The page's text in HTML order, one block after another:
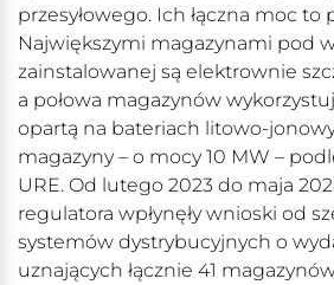
przesyłowego. Ich łączna moc to
Największymi magazynami pod
zainstalowanej są elektrownie
a połowa magazynów
opartą na bateriach litowo-
magazyny – o mocy 10 MW –
URE. Od lutego 2023 do maja
regulatora wpłynęły wnioski od
systemów dystrybucyjnych o
uznających łącznie 41